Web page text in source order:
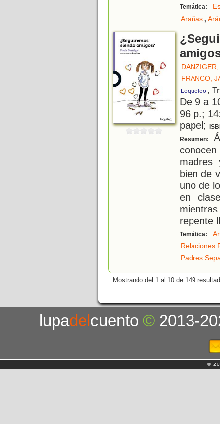
Temática:
Arañas,
DANZIGER,
FRANCO,
Loqueleo ,
De 9 a
96 p.;
papel;
Resumen:
madres
bien de
uno de
en
repente
Temática:
Relaciones
Padres
Mostrando del 1 al 10 de 149
lupadelcuento© 2013-
©